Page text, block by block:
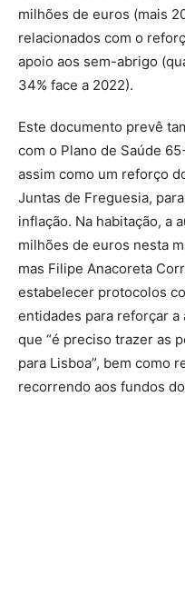
milhões de euros (mais
relacionados com o
apoio aos sem-abrigo
34% face a 2022).
Este documento prevê
com o Plano de Saúde
assim como um reforço
Juntas de Freguesia,
inflação. Na habitação, a
milhões de euros nesta
mas Filipe Anacoreta
estabelecer protocolos
entidades para reforçar a
que “é preciso trazer as
para Lisboa”, bem como
recorrendo aos fundos do